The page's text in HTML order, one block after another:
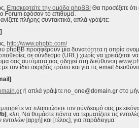
Επισκεφτείτε την ομάδα phpBB! Θα προσέξετε
Forum εφόσον το επιθυμεί.
πλήρης συντακτικά, απλά γράψτε:
http://www.phpbb.com/
phpBB προσφέρουν μια δυνατότητα η οποία
σε σύνδεσμο (URL) χωρίς να χρειάζεται
σας αυτόματα σας οδηγεί στη διεύθυνση
τον ίδιο ακριβός τρόπο και για τις email
ή απλά γράψτε no_one@domain.gr στο
να πλαισιώσετε τον σύνδεσμό σας με
, κλπ. Να θυμάστε πάντα να τερματίζετε τις
[αρχή] και [τέλος], για παράδειγμα: